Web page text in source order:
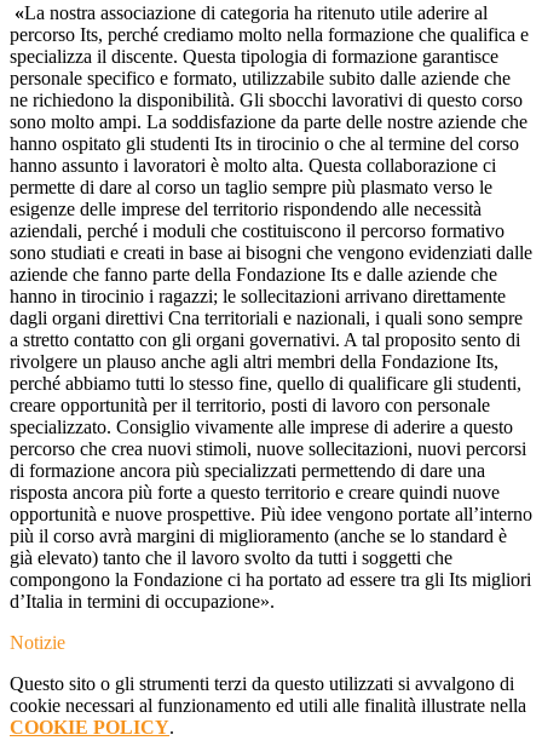
«La nostra associazione di categoria ha ritenuto utile aderire al
percorso Its, perché crediamo molto nella formazione che qualifica e
specializza il discente. Questa tipologia di formazione garantisce
personale specifico e formato, utilizzabile subito dalle aziende che
ne richiedono la disponibilità. Gli sbocchi lavorativi di questo corso
sono molto ampi. La soddisfazione da parte delle nostre aziende che
hanno ospitato gli studenti Its in tirocinio o che al termine del corso
hanno assunto i lavoratori è molto alta. Questa collaborazione ci
permette di dare al corso un taglio sempre più plasmato verso le
esigenze delle imprese del territorio rispondendo alle necessità
aziendali, perché i moduli che costituiscono il percorso formativo
sono studiati e creati in base ai bisogni che vengono evidenziati dalle
aziende che fanno parte della Fondazione Its e dalle aziende che
hanno in tirocinio i ragazzi; le sollecitazioni arrivano direttamente
dagli organi direttivi Cna territoriali e nazionali, i quali sono sempre
a stretto contatto con gli organi governativi. A tal proposito sento di
rivolgere un plauso anche agli altri membri della Fondazione Its,
perché abbiamo tutti lo stesso fine, quello di qualificare gli studenti,
creare opportunità per il territorio, posti di lavoro con personale
specializzato. Consiglio vivamente alle imprese di aderire a questo
percorso che crea nuovi stimoli, nuove sollecitazioni, nuovi percorsi
di formazione ancora più specializzati permettendo di dare una
risposta ancora più forte a questo territorio e creare quindi nuove
opportunità e nuove prospettive. Più idee vengono portate all’interno
più il corso avrà margini di miglioramento (anche se lo standard è
già elevato) tanto che il lavoro svolto da tutti i soggetti che
compongono la Fondazione ci ha portato ad essere tra gli Its migliori
d’Italia in termini di occupazione».
Notizie
Questo sito o gli strumenti terzi da questo utilizzati si avvalgono di
cookie necessari al funzionamento ed utili alle finalità illustrate nella
COOKIE POLICY.